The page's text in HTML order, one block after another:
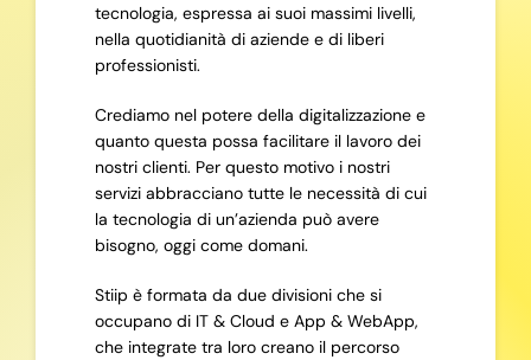
tecnologia, espressa ai suoi massimi livelli,
nella quotidianità di aziende e di liberi
professionisti.
Crediamo nel potere della digitalizzazione e
quanto questa possa facilitare il lavoro dei
nostri clienti. Per questo motivo i nostri
servizi abbracciano tutte le necessità di cui
la tecnologia di un’azienda può avere
bisogno, oggi come domani.
Stiip è formata da due divisioni che si
occupano di IT & Cloud e App & WebApp,
che integrate tra loro creano il percorso